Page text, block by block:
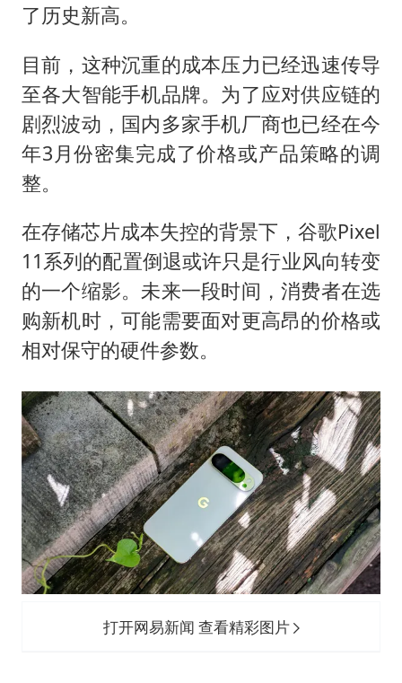
了历史新高。
目前，这种沉重的成本压力已经迅速传导
至各大智能手机品牌。为了应对供应链的
剧烈波动，国内多家手机厂商也已经在今
年3月份密集完成了价格或产品策略的调
整。
在存储芯片成本失控的背景下，谷歌Pixel
11系列的配置倒退或许只是行业风向转变
的一个缩影。未来一段时间，消费者在选
购新机时，可能需要面对更高昂的价格或
相对保守的硬件参数。
打开网易新闻 查看精彩图片